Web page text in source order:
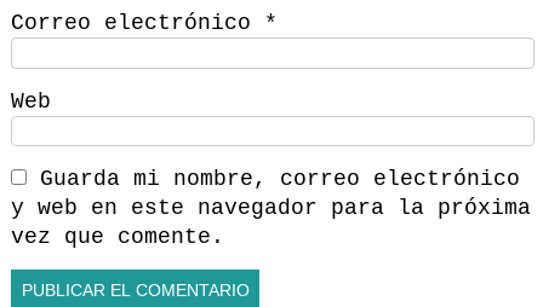
Correo electrónico *
Web
Guarda mi nombre, correo electrónico
y web en este navegador para la próxima
vez que comente.